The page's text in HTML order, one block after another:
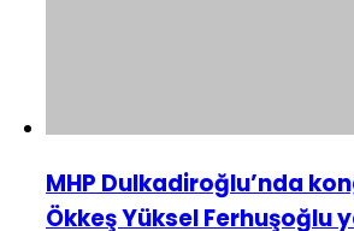
MHP Dulkadiroğlu’nda
Ökkeş Yüksel Ferhuşoğlu